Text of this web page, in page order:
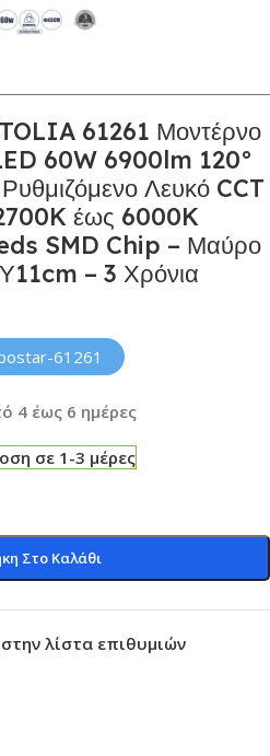
61261 Μοντέρνο
60W 6900lm 120°
Λευκό CCT
2700K έως 6000K
SMD Chip – Μαύρο
– 3 Χρόνια
61261
4 έως 6 ημέρες
σε 1-3 μέρες
Στο Καλάθι
λίστα επιθυμιών